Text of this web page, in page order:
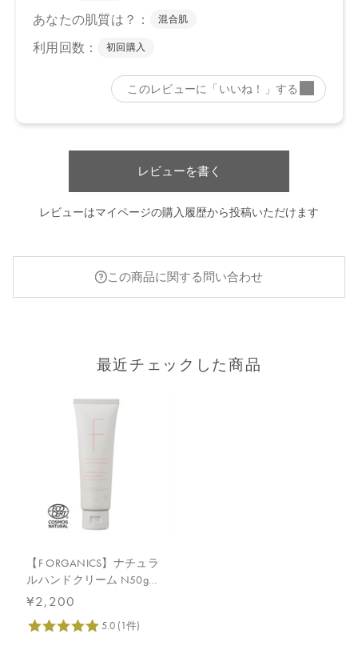
●予告なくパッケージ仕様が変更になる場合がございます。
レビューを書く
レビューはマイページの購入履歴から投稿いただけます
この商品に関する問い合わせ
最近チェックした商品
【F ORGANICS】ナチュラ
ルハンドクリーム N50g
ローズ＆シダーウッド
¥2,200